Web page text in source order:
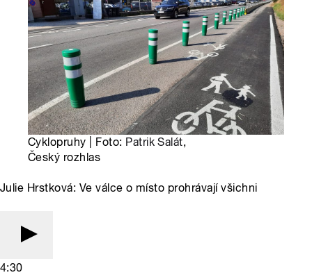
Cyklopruhy | Foto: Patrik Salát,
Český rozhlas
Julie Hrstková: Ve válce o místo prohrávají všichni
4:30